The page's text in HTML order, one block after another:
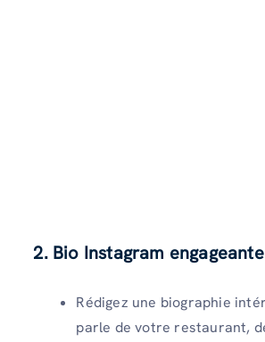
2. Bio Instagram engageante
Rédigez une biographie
parle de votre restaurant,